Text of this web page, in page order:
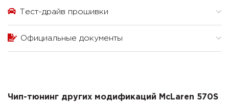
Тест-драйв прошивки
Официальные документы
Чип-тюнинг других модификаций McLaren 570S